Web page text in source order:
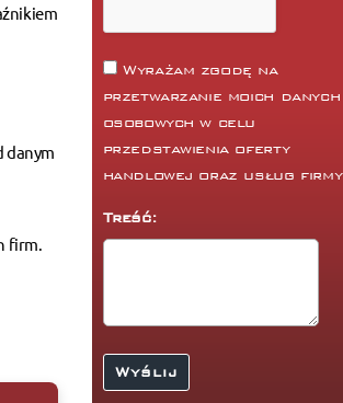
danym
firm.
Wyrażam zgodę na
przetwarzanie moich danych
osobowych w celu
przedstawienia oferty
handlowej oraz usług
Treść: